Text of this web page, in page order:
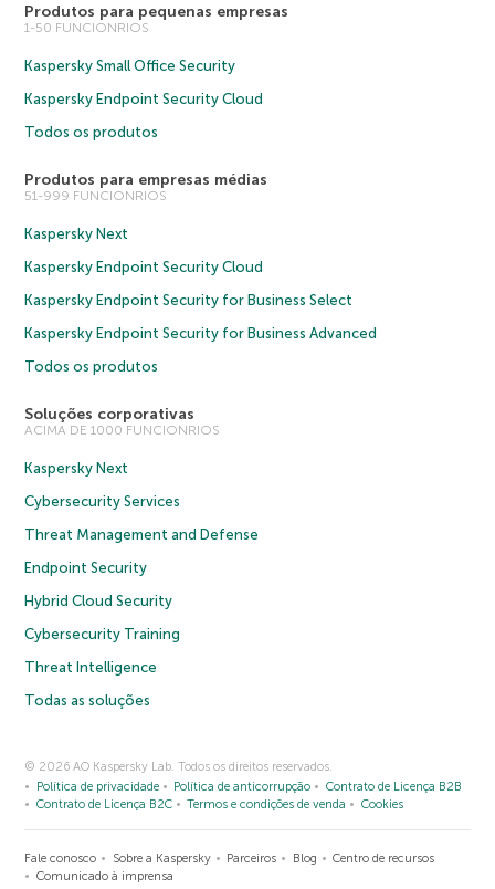
Produtos para pequenas empresas
1-50 FUNCIONRIOS
Kaspersky Small Office Security
Kaspersky Endpoint Security Cloud
Todos os produtos
Produtos para empresas médias
51-999 FUNCIONRIOS
Kaspersky Next
Kaspersky Endpoint Security Cloud
Kaspersky Endpoint Security for Business Select
Kaspersky Endpoint Security for Business Advanced
Todos os produtos
Soluções corporativas
ACIMA DE 1000 FUNCIONRIOS
Kaspersky Next
Cybersecurity Services
Threat Management and Defense
Endpoint Security
Hybrid Cloud Security
Cybersecurity Training
Threat Intelligence
Todas as soluções
© 2026 AO Kaspersky Lab. Todos os direitos reservados.
Política de privacidade
Política de anticorrupção
Contrato de Licença B2B
Contrato de Licença B2C
Termos e condições de venda Cookies
Fale conosco Sobre a Kaspersky Parceiros Blog
Centro de recursos
Comunicado à imprensa